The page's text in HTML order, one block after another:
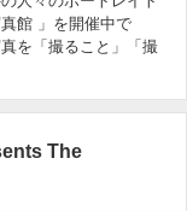
館 」を開催中で
を「撮ること」「撮
The